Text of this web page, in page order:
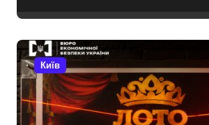
замена деталей
Київ